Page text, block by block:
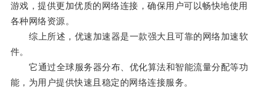
游戏，提供更加优质的网络连接，确保用户可以畅快地使用
各种网络资源。
综上所述，优速加速器是一款强大且可靠的网络加速软
件。
它通过全球服务器分布、优化算法和智能流量分配等功
能，为用户提供快速且稳定的网络连接服务。